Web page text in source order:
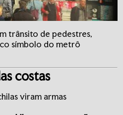
trânsito de pedestres,
símbolo do metrô
costas
viram armas